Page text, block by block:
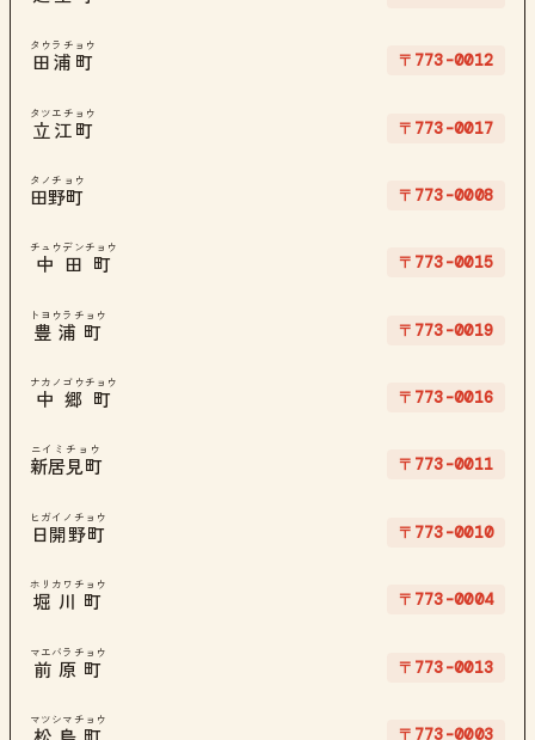
田浦町
タウラチョウ
〒773-0012
立江町
タツエチョウ
〒773-0017
田野町
タノチョウ
〒773-0008
中田町
チュウデンチョウ
〒773-0015
豊浦町
トヨウラチョウ
〒773-0019
中郷町
ナカノゴウチョウ
〒773-0016
新居見町
ニイミチョウ
〒773-0011
日開野町
ヒガイノチョウ
〒773-0010
堀川町
ホリカワチョウ
〒773-0004
前原町
マエバラチョウ
〒773-0013
マツシマチョウ
〒773-0003